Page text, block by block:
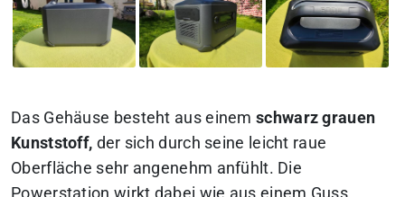
Das Gehäuse besteht aus einem schwarz grauen
Kunststoff, der sich durch seine leicht raue
Oberfläche sehr angenehm anfühlt. Die